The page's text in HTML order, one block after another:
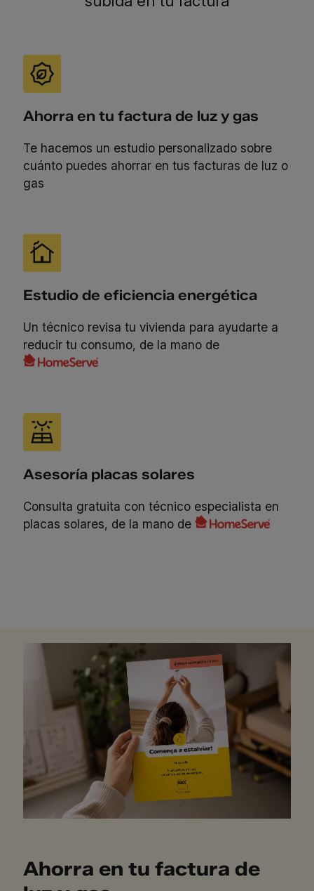
Ahorra en tu factura de luz y gas
Te hacemos un estudio personalizado sobre
cuánto puedes ahorrar en tus facturas de luz o
gas
Estudio de eficiencia energética
Un técnico revisa tu vivienda para ayudarte a
reducir tu consumo, de la mano de
Asesoría placas solares
Consulta gratuita con técnico especialista en
placas solares, de la mano de
Ahorra en tu factura de